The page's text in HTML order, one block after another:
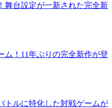
舞台設定が一新された完全新
ム！11年ぶりの完全新作が登
トルに特化した対戦ゲームが